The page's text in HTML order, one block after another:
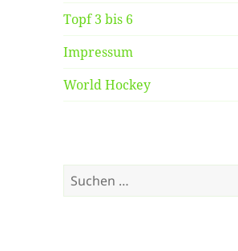
Topf 3 bis 6
Impressum
World Hockey
Suche
nach: